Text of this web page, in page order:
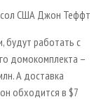
США Джон Теффт
будут работать с
домокомплекта –
А доставка
обходится в $7